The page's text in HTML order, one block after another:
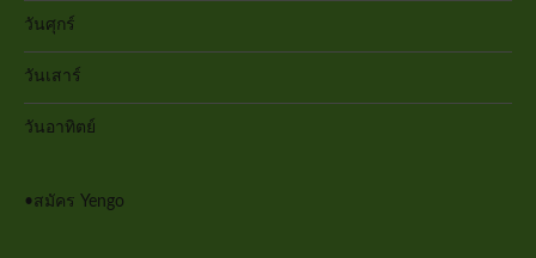
วันศุกร์
วันเสาร์
วันอาทิตย์
•สมัคร Yengo